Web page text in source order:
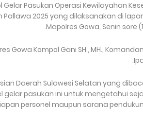
Gelar Pasukan Operasi Kewilayahan
2025 yang dilaksanakan di
Mapolres Gowa, Senin sore
Gowa Kompol Gani SH., MH.,
Daerah Sulawesi Selatan yang
pasukan ini untuk mengetahui
personel maupun sarana